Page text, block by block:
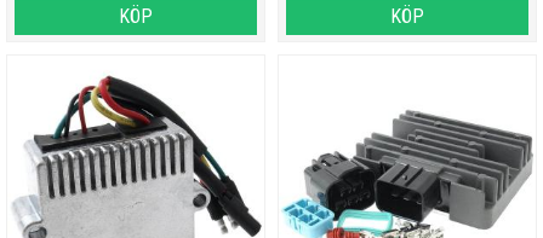
KÖP KÖP